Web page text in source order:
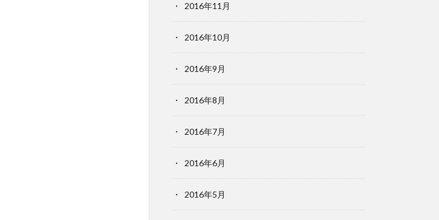
2016年11月
2016年10月
2016年9月
2016年8月
2016年7月
2016年6月
2016年5月